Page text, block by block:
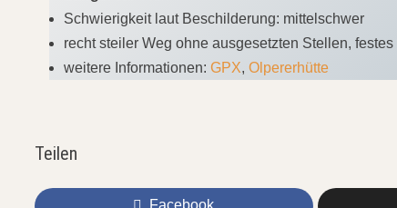
Schwierigkeit laut Beschilderung: mittelschwer
recht steiler Weg ohne ausgesetzten Stellen,
weitere Informationen:GPX,Olpererhütte
Teilen
Facebook